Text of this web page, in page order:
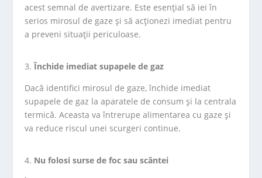
acest semnal de avertizare. Este esențial să iei în
serios mirosul de gaze și să acționezi imediat pentru
a preveni situații periculoase.
Închide imediat supapele de gaz
Dacă identifici mirosul de gaze, închide imediat
supapele de gaz la aparatele de consum și la centrala
termică. Aceasta va întrerupe alimentarea cu gaze și
va reduce riscul unei scurgeri continue.
Nu folosi surse de foc sau scântei